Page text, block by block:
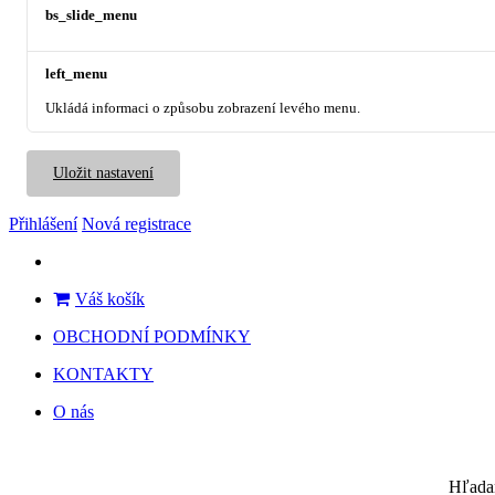
bs_slide_menu
left_menu
Ukládá informaci o způsobu zobrazení levého menu.
Uložit nastavení
Přihlášení Nová registrace
Váš košík
OBCHODNÍ PODMÍNKY
KONTAKTY
O nás